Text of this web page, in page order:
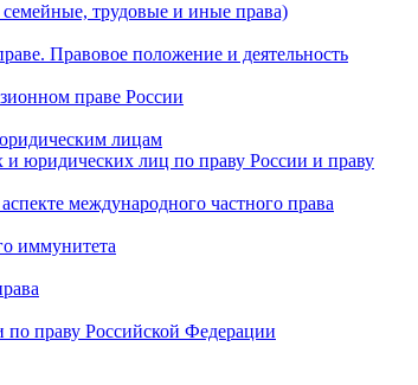
трудовые и иные права)
Правовое положение и деятельность
праве России
лицам
юридических лиц по праву России и праву
международного частного права
иммунитета
по праву Российской Федерации